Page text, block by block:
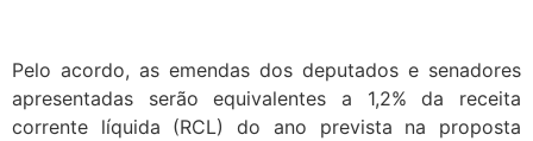
Pelo acordo, as emendas dos deputados e senadores
apresentadas serão equivalentes a 1,2% da receita
corrente líquida (RCL) do ano prevista na proposta